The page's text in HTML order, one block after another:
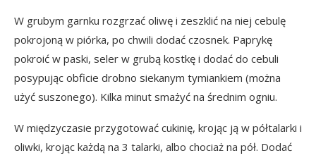
W grubym garnku rozgrzać oliwę i zeszklić na niej cebulę
pokrojoną w piórka, po chwili dodać czosnek. Paprykę
pokroić w paski, seler w grubą kostkę i dodać do cebuli
posypując obficie drobno siekanym tymiankiem (można
użyć suszonego). Kilka minut smażyć na średnim ogniu.
W międzyczasie przygotować cukinię, krojąc ją w półtalarki i
oliwki, krojąc każdą na 3 talarki, albo chociaż na pół. Dodać